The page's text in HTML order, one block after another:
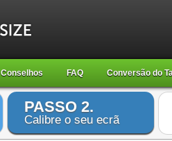
Conselhos FAQ Conversão do
PASSO 2.
Calibre o seu ecrã